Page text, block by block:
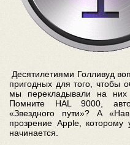
Десятилетиями Голливуд
пригодных для того, чтобы
мы перекладывали на них
Помните HAL 9000,
«Звездного пути»? А
прозрение Apple,
начинается.